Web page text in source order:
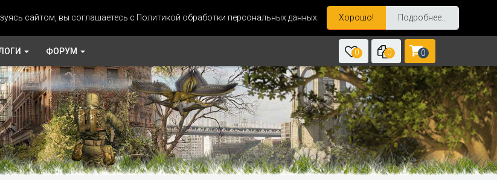
сайтом, вы соглашаетесь с Политикой обработки персональных данных. Хорошо! Подробнее...
ФОРУМ 0 0 0